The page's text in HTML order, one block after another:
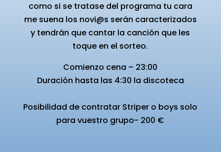
como si se tratase del programa tu cara
me suena los novi@s serán caracterizados
y tendrán que cantar la canción que les
toque en el sorteo.
Comienzo cena – 23:00
Duración hasta las 4:30 la discoteca
Posibilidad de contratar Striper o boys solo
para vuestro grupo- 200 €